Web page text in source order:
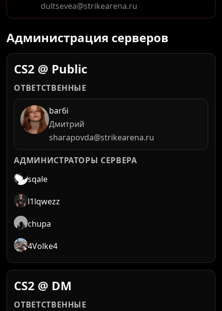
dultsevea@strikearena.ru
Администрация серверов
CS2 @ Public
ОТВЕТСТВЕННЫЕ
bar6i
Дмитрий
sharapovda@strikearena.ru
АДМИНИСТРАТОРЫ СЕРВЕРА
sqale
l1lqwezz
chupa
4Volke4
CS2 @ DM
ОТВЕТСТВЕННЫЕ